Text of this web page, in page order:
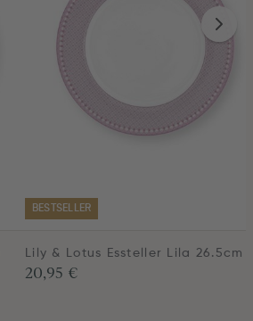
BESTSELLER
Lily & Lotus Essteller Lila 26.5cm
20,95 €